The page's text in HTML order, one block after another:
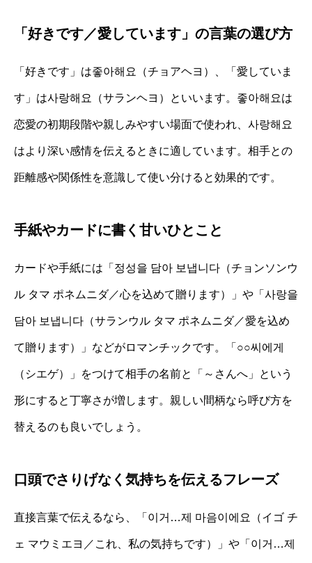
「好きです／愛しています」の言葉の選び方
「好きです」は좋아해요（チョアヘヨ）、「愛していま
す」は사랑해요（サランヘヨ）といいます。좋아해요は
恋愛の初期段階や親しみやすい場面で使われ、사랑해요
はより深い感情を伝えるときに適しています。相手との
距離感や関係性を意識して使い分けると効果的です。
手紙やカードに書く甘いひとこと
カードや手紙には「정성을 담아 보냅니다（チョンソンウ
ル タマ ポネムニダ／心を込めて贈ります）」や「사랑을
담아 보냅니다（サランウル タマ ポネムニダ／愛を込め
て贈ります）」などがロマンチックです。「○○씨에게
（シエゲ）」をつけて相手の名前と「～さんへ」という
形にすると丁寧さが増します。親しい間柄なら呼び方を
替えるのも良いでしょう。
口頭でさりげなく気持ちを伝えるフレーズ
直接言葉で伝えるなら、「이거…제 마음이에요（イゴ チ
ェ マウミエヨ／これ、私の気持ちです）」や「이거…제